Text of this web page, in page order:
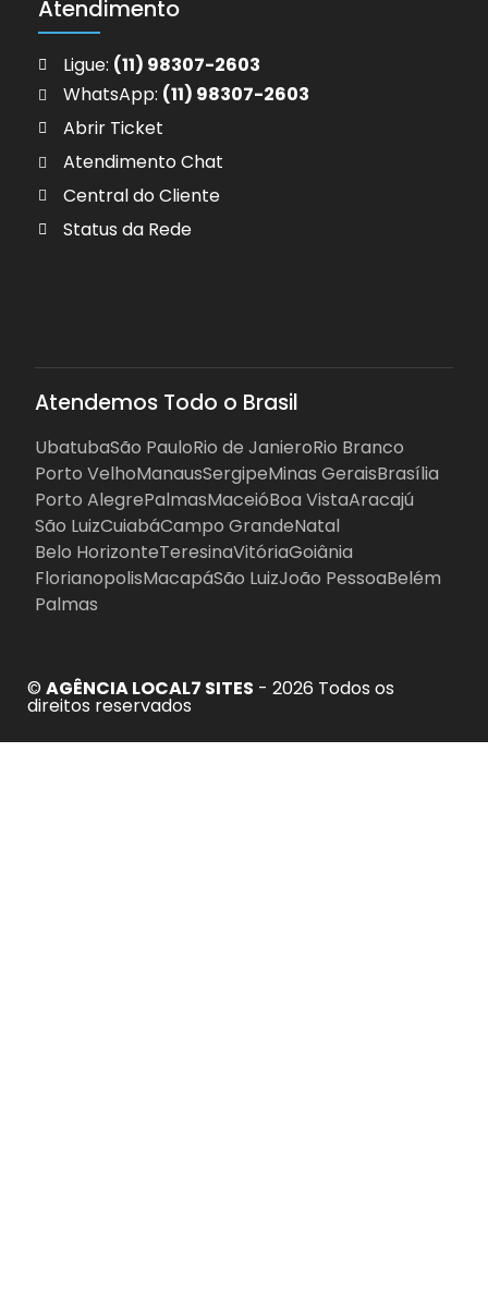
Atendimento
Ligue: (11) 98307-2603
WhatsApp: (11) 98307-2603
Abrir Ticket
Atendimento Chat
Central do Cliente
Status da Rede
Atendemos Todo o Brasil
UbatubaSão PauloRio de JanieroRio Branco
Porto VelhoManausSergipeMinas GeraisBrasília
Porto AlegrePalmasMaceióBoa VistaAracajú
São LuizCuiabáCampo GrandeNatal
Belo HorizonteTeresinaVitóriaGoiânia
FlorianopolisMacapáSão LuizJoão PessoaBelém
Palmas
© AGÊNCIA LOCAL7 SITES - 2026 Todos os
direitos reservados